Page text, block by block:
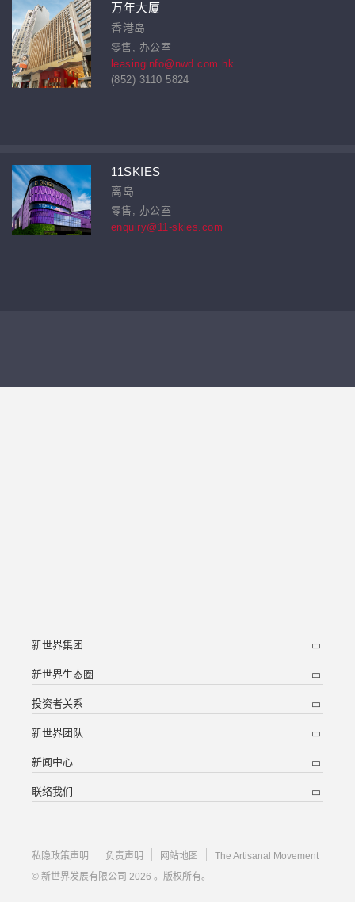
万年大厦
香港岛
零售, 办公室
leasinginfo@nwd.com.hk
(852) 3110 5824
11SKIES
离岛
零售, 办公室
enquiry@11-skies.com
新世界集团
新世界生态圈
投资者关系
新世界团队
新闻中心
联络我们
私隐政策声明 负责声明 网站地图
The Artisanal Movement
© 新世界发展有限公司 2026 。版权所有。